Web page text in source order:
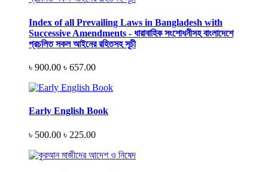
Index of all Prevailing Laws in Bangladesh with
Successive Amendments - ধারাবাহিক সংশোধনীসহ বাংলাদেশে
প্রচলিত সকল আইনের রহিতসহ সূচী
৳ 900.00 ৳ 657.00
Early English Book
৳ 500.00 ৳ 225.00